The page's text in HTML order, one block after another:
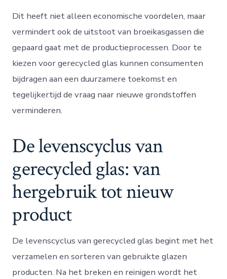
Dit heeft niet alleen economische voordelen, maar
vermindert ook de uitstoot van broeikasgassen die
gepaard gaat met de productieprocessen. Door te
kiezen voor gerecycled glas kunnen consumenten
bijdragen aan een duurzamere toekomst en
tegelijkertijd de vraag naar nieuwe grondstoffen
verminderen.
De levenscyclus van
gerecycled glas: van
hergebruik tot nieuw
product
De levenscyclus van gerecycled glas begint met het
verzamelen en sorteren van gebruikte glazen
producten. Na het breken en reinigen wordt het